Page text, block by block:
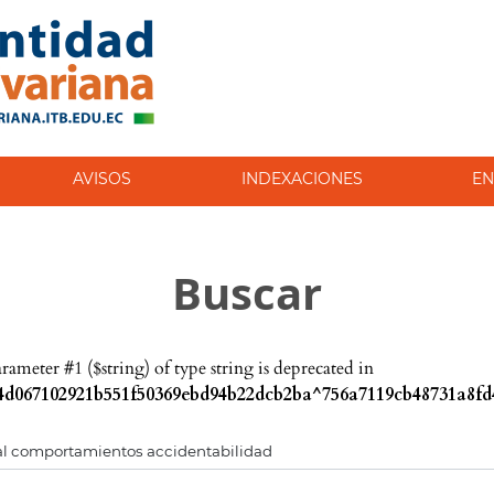
AVISOS INDEXACIONES
Buscar
#1 ($string) of type string is deprecated in